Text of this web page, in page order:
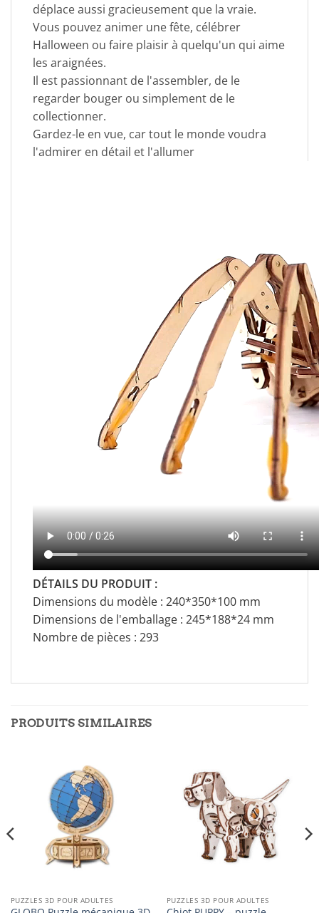
déplace aussi gracieusement que la vraie.
Vous pouvez animer une fête, célébrer
Halloween ou faire plaisir à quelqu'un qui aime
les araignées.
Il est passionnant de l'assembler, de le
regarder bouger ou simplement de le
collectionner.
Gardez-le en vue, car tout le monde voudra
l'admirer en détail et l'allumer
DÉTAILS DU PRODUIT :
Dimensions du modèle : 240*350*100 mm
Dimensions de l'emballage : 245*188*24 mm
Nombre de pièces : 293
PRODUITS SIMILAIRES
PUZZLES 3D POUR ADULTES PUZZLES 3D POUR ADULTES